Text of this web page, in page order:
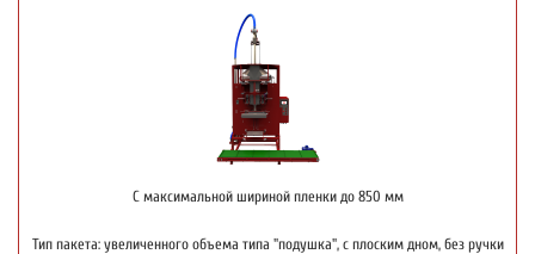
С максимальной шириной пленки до 850 мм
Тип пакета: увеличенного объема типа "подушка", с плоским дном, без ручки